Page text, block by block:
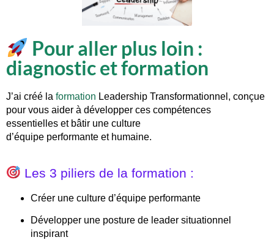
Pour aller plus loin :
diagnostic et formation
J’ai créé la formation Leadership Transformationnel , conçue
pour vous aider à développer ces compétences
essentielles et bâtir une culture
d’équipe performante et humaine.
Les 3 piliers de la formation :
Créer une culture d’équipe performante
Développer une posture de leader situationnel
inspirant